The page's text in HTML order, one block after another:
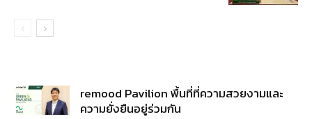
remood Pavilion พื้นที่ที่ความสวยงามและ
ความยั่งยืนอยู่ร่วมกัน